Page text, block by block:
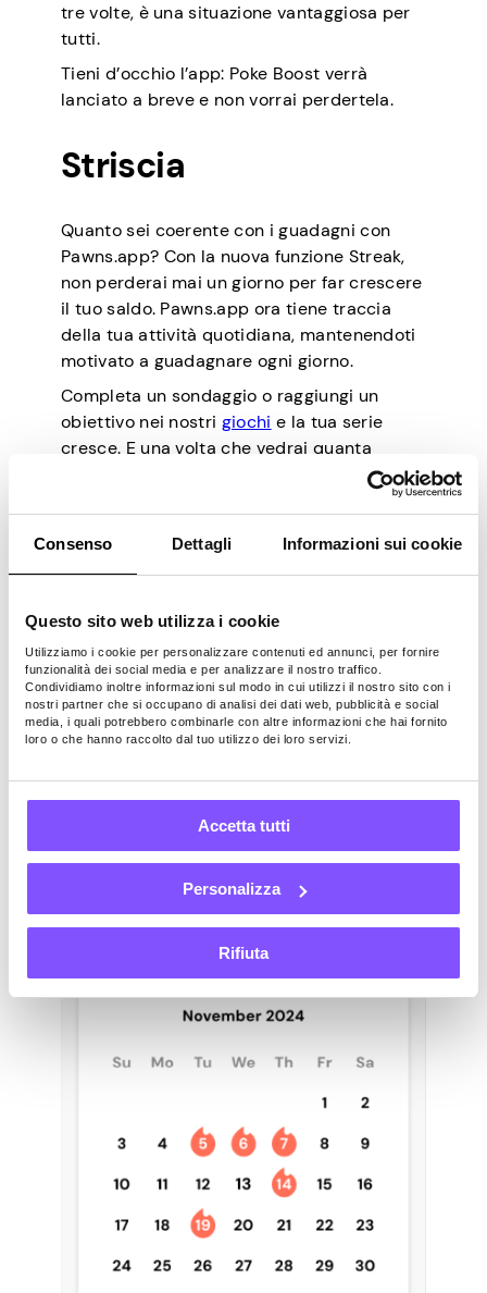
Consenso Dettagli Informazioni sui cookie
Questo sito web utilizza i cookie
Utilizziamo i cookie per personalizzare contenuti ed annunci, per fornire
funzionalità dei social media e per analizzare il nostro traffico.
Condividiamo inoltre informazioni sul modo in cui utilizzi il nostro sito con i
nostri partner che si occupano di analisi dei dati web, pubblicità e social
media, i quali potrebbero combinarle con altre informazioni che hai fornito
loro o che hanno raccolto dal tuo utilizzo dei loro servizi.
Accetta tutti
Personalizza
Rifiuta
tre volte, è una situazione vantaggiosa per
tutti.
Tieni d’occhio l’app: Poke Boost verrà
lanciato a breve e non vorrai perdertela.
Striscia
Quanto sei coerente con i guadagni con
Pawns.app? Con la nuova funzione Streak,
non perderai mai un giorno per far crescere
il tuo saldo. Pawns.app ora tiene traccia
della tua attività quotidiana, mantenendoti
motivato a guadagnare ogni giorno.
Completa un sondaggio o raggiungi un
obiettivo nei nostri giochi e la tua serie
cresce. E una volta che vedrai quanta
strada hai fatto, non vorrai più fermarti.